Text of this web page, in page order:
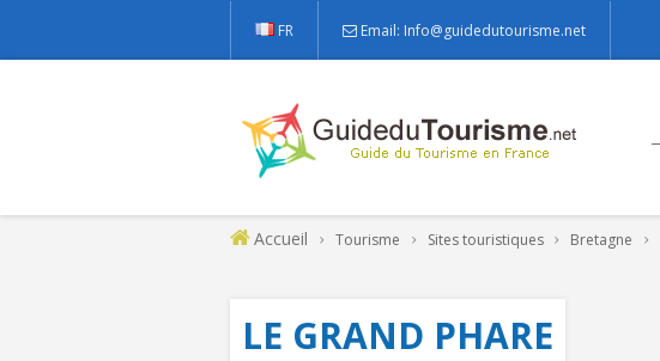
FR Email: Info@guidedutourisme.net
Accueil Tourisme Sites touristiques Bretagne
LE GRAND PHARE